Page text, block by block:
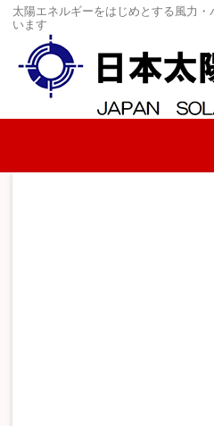
太陽エネルギーをはじめとする風力
います
コンテンツへスキップ